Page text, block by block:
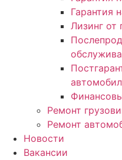
Гарантия
Лизинг от
Ремонт
Ремонт
Новости
Вакансии